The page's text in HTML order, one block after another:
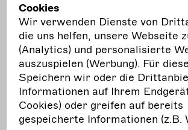
Thema Tanz und Elternschaft. Im
die Frage, wie faire
Tanzschaffende mit Care-
entwickelt werden können – und
strukturellen Veränderungen dafür
mehrerfahren
Cookies
Wir verwenden Dienste von
die uns helfen, unsere Webseite
(Analytics) und personalisierte
auszuspielen (Werbung). Für
Speichern wir oder die
Informationen auf Ihrem
Cookies) oder greifen auf bereits
gespeicherte Informationen (z.B.